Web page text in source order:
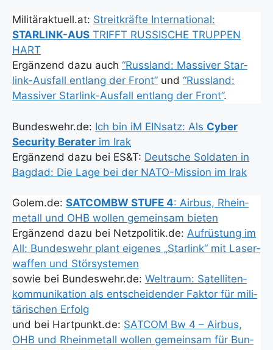
Militäraktuell.at: Streit­kräf­te Inter­na­tio­nal:
STARLINK-AUS TRIFFT RUSSISCHE TRUPPEN
HART
Ergän­zend dazu auch “Russ­land: Mas­si­ver Star­
link-Aus­fall ent­lang der Front” und “Russ­land:
Mas­si­ver Star­link-Aus­fall ent­lang der Front”.
Bundeswehr.de: Ich bin iM EIN­satz: Als Cyber
Secu­ri­ty Bera­ter im Irak
Ergän­zend dazu bei ES&T: Deut­sche Sol­da­ten in
Bag­dad: Die Lage bei der NATO-Mis­si­on im Irak
Golem.de: SATCOMBW STUFE 4: Air­bus, Rhein­
me­tall und OHB wol­len gemein­sam bie­ten
Ergän­zend dazu bei Netzpolitik.de: Auf­rüs­tung im
All: Bun­des­wehr plant eige­nes „Star­link“ mit Las­er­
waf­fen und Stör­sys­te­men
sowie bei Bundeswehr.de: Welt­raum: Satel­li­ten­
kom­mu­ni­ka­ti­on als ent­schei­den­der Fak­tor für mili­
tä­ri­schen Erfolg
und bei Hartpunkt.de: SATCOM Bw 4 – Air­bus,
OHB und Rhein­me­tall wol­len gemein­sam für Bun­